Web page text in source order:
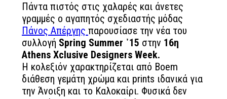
Πάντα πιστός στις χαλαρές και άνετες
γραμμές ο αγαπητός σχεδιαστής μόδας
Πάνος Απέργης παρουσίασε την νέα του
συλλογή Spring Summer ᾽15 στην 16η
Athens Xclusive Designers Week.
Η κολεξιόν χαρακτηρίζεται από Boem
διάθεση γεμάτη χρώμα και prints ιδανικά για
την Άνοιξη και το Καλοκαίρι. Φυσικά δεν